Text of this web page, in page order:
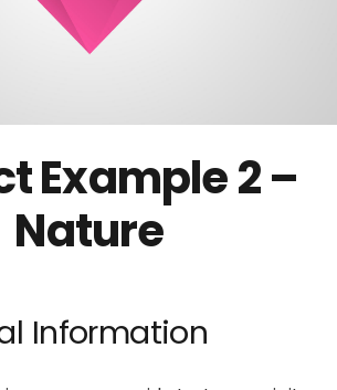
Example 2 –
Nature
Information